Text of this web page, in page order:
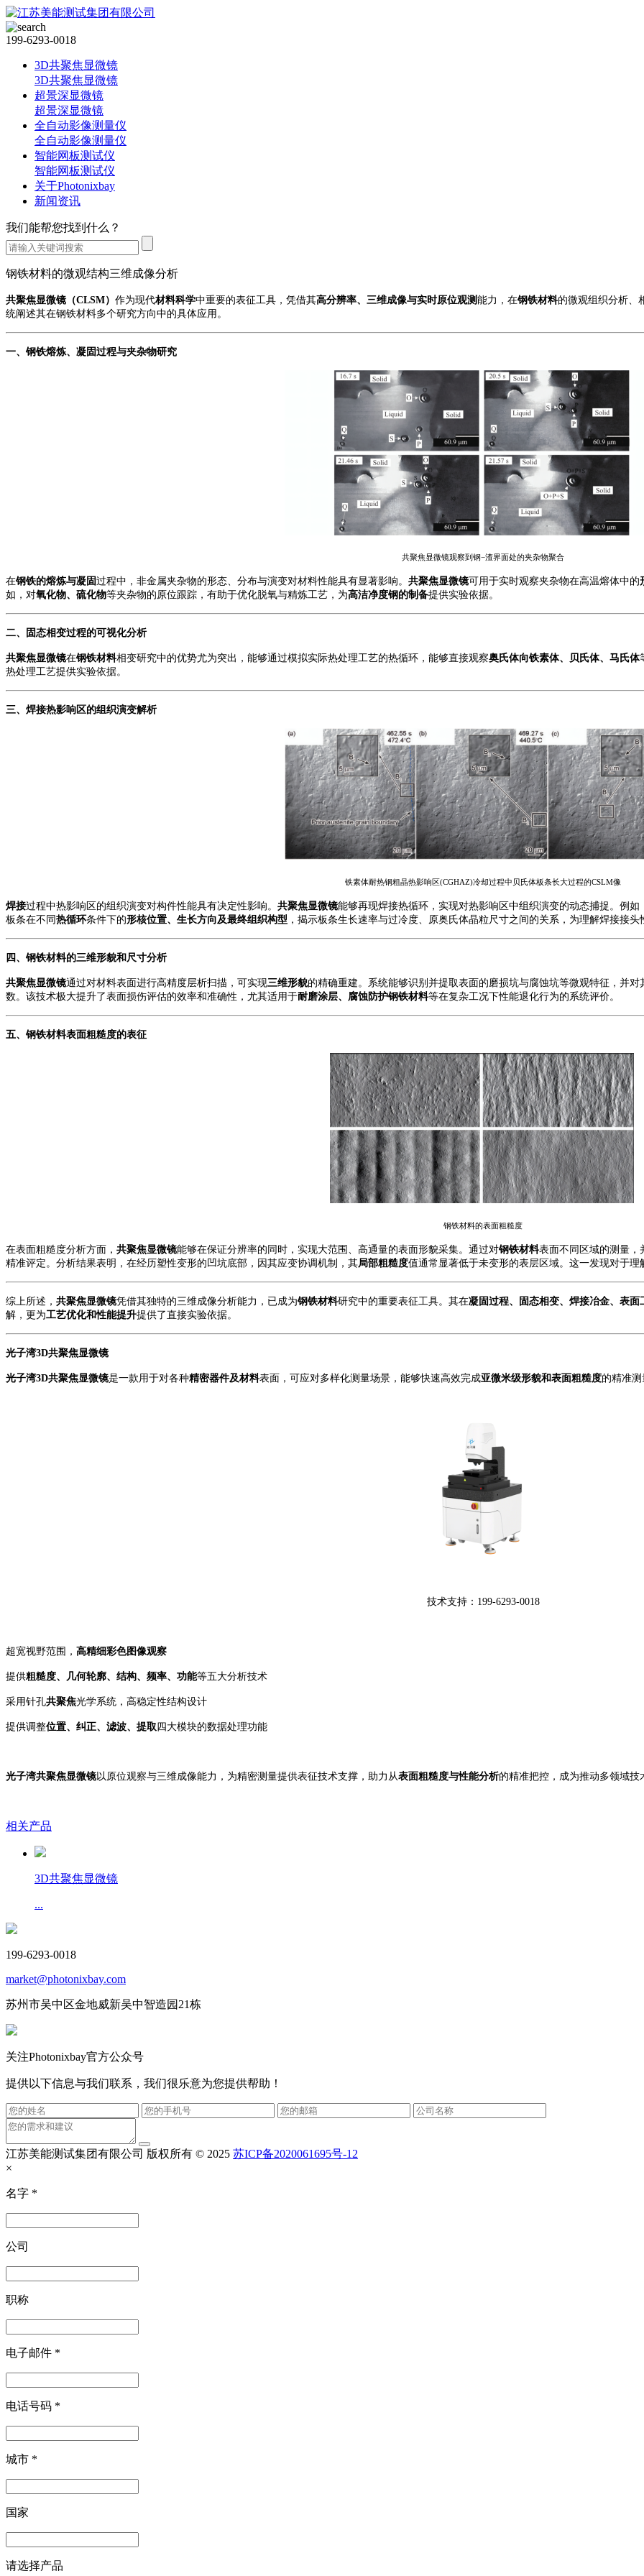
199-6293-0018
3D共聚焦显微镜
3D共聚焦显微镜
超景深显微镜
超景深显微镜
全自动影像测量仪
全自动影像测量仪
智能网板测试仪
智能网板测试仪
关于Photonixbay
新闻资讯
我们能帮您找到什么？
钢铁材料的微观结构三维成像分析
共聚焦显微镜（CLSM） 作为现代材料科学中重要的表征工具，凭借其高分辨率、三维成像与实时原位观测能力，在钢铁材料的微观组织分析、
统阐述其在钢铁材料多个研究方向中的具体应用。
一、 钢铁熔炼、 凝固过程与夹杂物研究
共聚焦显微镜观察到钢−渣界面处的夹杂物聚合
在钢铁的熔炼与凝固过程中，非金属夹杂物的形态、分布与演变对材料性能具有显著影响。 共聚焦显微镜可用于实时观察夹杂物在高温熔体中的
如，对氧化物、硫化物等夹杂物的原位跟踪，有助于优化脱氧与精炼工艺，为高洁净度钢的制备提供实验依据。
二、固态相变过程的可视化分析
共聚焦显微镜在钢铁材料相变研究中的优势尤为突出，能够通过模拟实际热处理工艺的热循环，能够直接观察奥氏体向铁素体、贝氏体、马氏体
热处理工艺提供实验依据。
三、 焊接热影响区的组织演变解析
铁素体耐热钢粗晶热影响区(CGHAZ)冷却过程中贝氏体板条长大过程的CSLM像
焊接过程中热影响区的组织演变对构件性能具有决定性影响。 共聚焦显微镜能够再现焊接热循环，实现对热影响区中组织演变的动态捕捉。例如
板条在不同 热循环条件下的形核位置、生长方向及最终组织构型 ，揭示板条生长速率与过冷度、原奥氏体晶粒尺寸之间的关系，为理解焊接接头
四、钢铁材料的三维形貌和尺寸分析
共聚焦显微镜通过对材料表面进行高精度层析扫描，可实现三维形貌的精确重建。系统能够识别并提取表面的磨损坑与腐蚀坑等微观特征，并对
数。该技术极大提升了表面损伤评估的效率和准确性，尤其适用于耐磨涂层、腐蚀防护钢铁材料等在复杂工况下性能退化行为的系统评价。
五、钢铁材料表面粗糙度的表征
钢铁材料的表面粗糙度
在表面粗糙度分析方面， 共聚焦显微镜能够在保证分辨率的同时，实现大范围、高通量的表面形貌采集。通过对钢铁材料表面不同区域的测量，
精准评定。分析结果表明，在经历塑性变形的凹坑底部，因其应变协调机制，其局部粗糙度值通常显著低于未变形的表层区域。这一发现对于理
综上所述， 共聚焦显微镜凭借其独特的三维成像分析能力，已成为钢铁材料研究中的重要表征工具。其在凝固过程、固态相变、焊接冶金、表面
解，更为工艺优化和性能提升提供了直接实验依据。
光子湾3D共聚焦显微镜
光子湾3D共聚焦显微镜是一款用于对各种精密器件及材料表面，可应对多样化测量场景，能够快速高效完成亚微米级形貌和表面粗糙度的精准测
技术支持： 199-6293-0018
超宽视野范围， 高精细彩色图像观察
提供粗糙度、几何轮廓、结构、频率、功能等五大分析技术
采用针孔共聚焦光学系统，高稳定性结构设计
提供调整位置、纠正、滤波、提取 四大模块的数据处理功能
光子湾共聚焦显微镜以原位观察与三维成像能力，为精密测量提供表征技术支撑，助力从表面粗糙度与性能分析的精准把控，成为推动多领域技
相关产品
3D共聚焦显微镜
...
199-6293-0018
market@photonixbay.com
苏州市吴中区金地威新吴中智造园21栋
关注Photonixbay官方公众号
提供以下信息与我们联系，我们很乐意为您提供帮助！
江苏美能测试集团有限公司 版权所有 © 2025 苏ICP备2020061695号-12
×
名字 *
公司
职称
电子邮件 *
电话号码 *
城市 *
国家
请选择产品